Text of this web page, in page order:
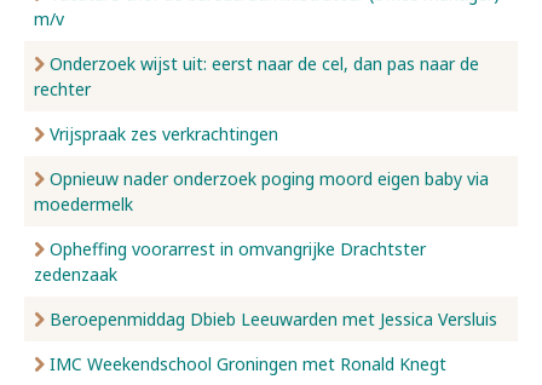
m/v
Onderzoek wijst uit: eerst naar de cel, dan pas naar de
rechter
Vrijspraak zes verkrachtingen
Opnieuw nader onderzoek poging moord eigen baby via
moedermelk
Opheffing voorarrest in omvangrijke Drachtster
zedenzaak
Beroepenmiddag Dbieb Leeuwarden met Jessica Versluis
IMC Weekendschool Groningen met Ronald Knegt